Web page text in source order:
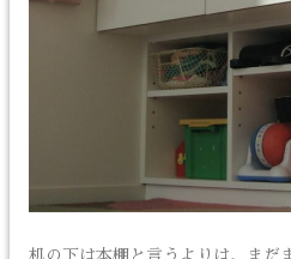
机の下は本棚と言うよりは、まだ